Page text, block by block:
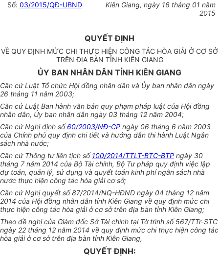
Số: 03/2015/QĐ-UBND
Kiên Giang, ngày 16 tháng 01 năm
2015
QUYẾT ĐỊNH
VỀ QUY ĐỊNH MỨC CHI THỰC HIỆN CÔNG TÁC HÒA GIẢI Ở CƠ SỞ
TRÊN ĐỊA BÀN TỈNH KIÊN GIANG
ỦY BAN NHÂN DÂN TỈNH KIÊN GIANG
Căn cứ Luật Tổ chức Hội đồng nhân dân và Ủy ban nhân dân ngày
26 tháng 11 năm 2003;
Căn cứ Luật Ban hành văn bản quy phạm pháp luật của Hội đồng
nhân dân, Ủy ban nhân dân ngày 03 tháng 12 năm 2004;
Căn cứ Nghị định số60/2003/NĐ-CP ngày 06 tháng 6 năm 2003
của Chính phủ quy định chi tiết và hướng dẫn thi hành Luật Ngân
sách nhà nước;
Căn cứ Thông tư liên tịch số100/2014/TTLT-BTC-BTP ngày 30
tháng 7 năm 2014 của Bộ Tài chính, Bộ Tư pháp quy định việc lập
dự toán, quản lý, sử dụng và quyết toán kinh phí ngân sách nhà
nước thực hiện công tác hòa giải cơ sở;
Căn cứ Nghị quyết số 87/2014/NQ-HĐND ngày 04 tháng 12 năm
2014 của Hội đồng nhân dân tỉnh Kiên Giang về quy định mức chi
thực hiện công tác hòa giải ở cơ sở trên địa bàn tỉnh Kiên Giang;
Theo đề nghị của Giám đốc Sở Tài chính tại Tờ trình số 567/TTr-STC
ngày 22 tháng 12 năm 2014 về quy định mức chi thực hiện công tác
hòa giải ở cơ sở trên địa bàn tỉnh Kiên Giang,
QUYẾT ĐỊNH: